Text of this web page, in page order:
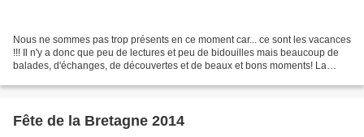
Nous ne sommes pas trop présents en ce moment car... ce sont les vacances
!!! Il n'y a donc que peu de lectures et peu de bidouilles mais beaucoup de
balades, d'échanges, de découvertes et de beaux et bons moments! La
Fête de la Bretagne 2014